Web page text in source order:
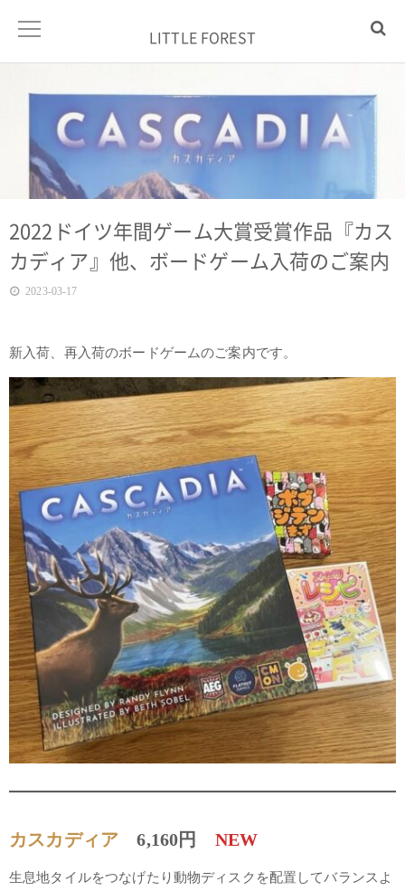
LITTLE FOREST
2022ドイツ年間ゲーム大賞受賞作品『カス
カディア』他、ボードゲーム入荷のご案内
2023-03-17
新入荷、再入荷のボードゲームのご案内です。
カスカディア 6,160円 NEW
生息地タイルをつなげたり動物ディスクを配置してバランスよ